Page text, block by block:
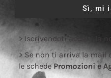
Sì, mi
> Iscrivendoti accetti la
> Se non ti arriva la mail
le schedePromozioni e